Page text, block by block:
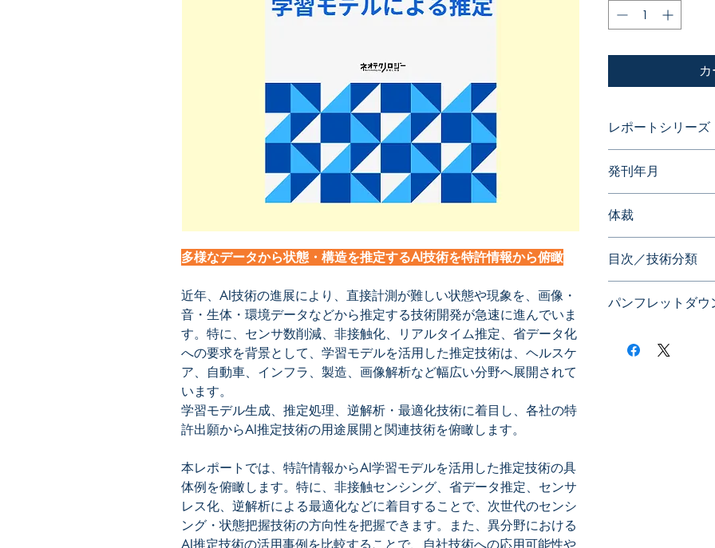
多様なデータから状態・構造を推定するAI技術を特許情報から俯瞰
近年、AI技術の進展により、直接計測が難しい状態や現象を、画像・
音・生体・環境データなどから推定する技術開発が急速に進んでいま
す。特に、センサ数削減、非接触化、リアルタイム推定、省データ化
への要求を背景として、学習モデルを活用した推定技術は、ヘルスケ
ア、自動車、インフラ、製造、画像解析など幅広い分野へ展開されて
います。
学習モデル生成、推定処理、逆解析・最適化技術に着目し、各社の特
許出願からAI推定技術の用途展開と関連技術を俯瞰します。
本レポートでは、特許情報からAI学習モデルを活用した推定技術の具
体例を俯瞰します。特に、非接触センシング、省データ推定、センサ
レス化、逆解析による最適化などに着目することで、次世代のセンシ
ング・状態把握技術の方向性を把握できます。また、異分野における
AI推定技術の活用事例を比較することで、自社技術への応用可能性や
レポートシリーズ
発刊年月
体裁
※書籍版ご希望の場
担いただいておりま
目次／技術分類
・３次元構造・路面
パンフレットダウ
らよりダウンロード